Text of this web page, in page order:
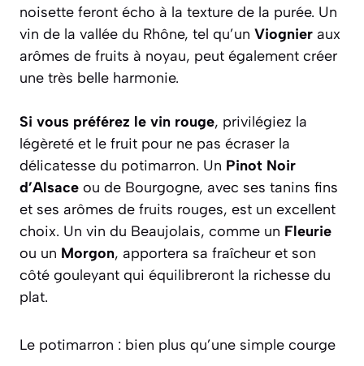
noisette feront écho à la texture de la purée. Un
vin de la vallée du Rhône, tel qu’un Viognier aux
arômes de fruits à noyau, peut également créer
une très belle harmonie.
Si vous préférez le vin rouge, privilégiez la
légèreté et le fruit pour ne pas écraser la
délicatesse du potimarron. Un Pinot Noir
d’Alsace ou de Bourgogne, avec ses tanins fins
et ses arômes de fruits rouges, est un excellent
choix. Un vin du Beaujolais, comme un Fleurie
ou un Morgon, apportera sa fraîcheur et son
côté gouleyant qui équilibreront la richesse du
plat.
Le potimarron : bien plus qu’une simple courge